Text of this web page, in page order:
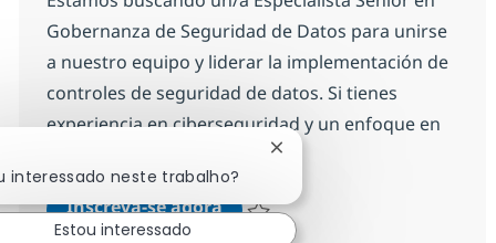
Gobernanza de Seguridad de Datos para unirse
a nuestro equipo y liderar la implementación de
controles de seguridad de datos. Si tienes
experiencia en ciberseguridad y un enfoque en
la innovación, ¡aplica ahora!
Inscreva-se agoraSenior Data Security
Salvar Senior Data Security
interessado neste trabalho?
Fechar notificação de
Estou interessado